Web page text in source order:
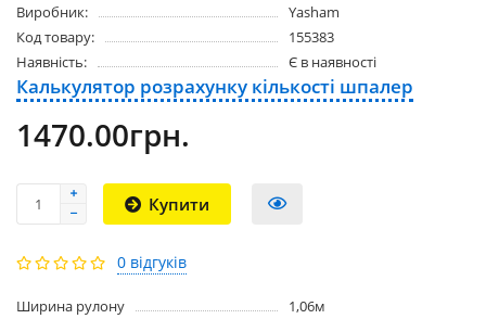
Виробник:
Yasham
Код товару:
155383
Наявність:
Є в наявності
Калькулятор розрахунку кількості шпалер
1470.00грн.
Купити
0 відгуків
Ширина рулону
1,06м